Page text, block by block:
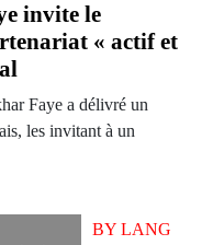
invite le
« actif et
Faye a délivré un
les invitant à un
BYLANG